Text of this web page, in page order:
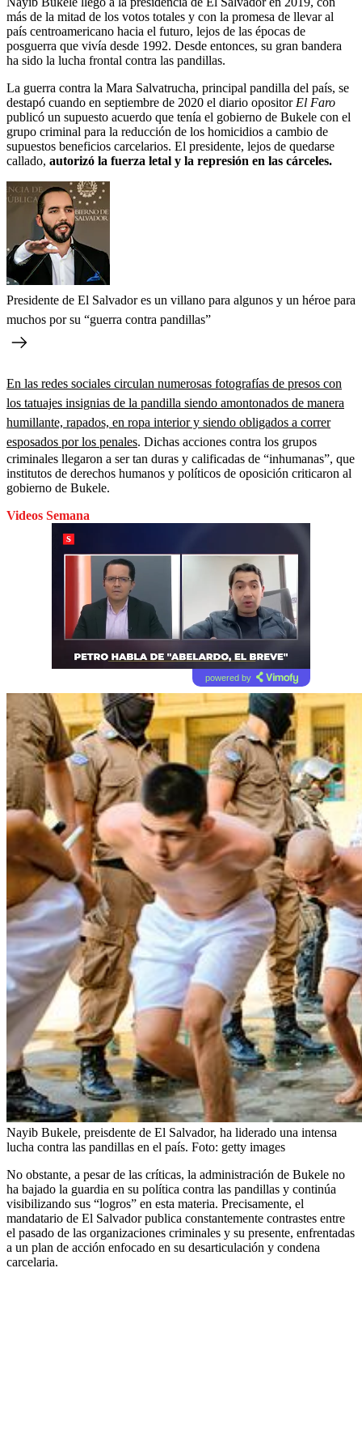
más de la mitad de los votos totales y con la promesa de llevar al
país centroamericano hacia el futuro, lejos de las épocas de
posguerra que vivía desde 1992. Desde entonces, su gran bandera
ha sido la lucha frontal contra las pandillas.
La guerra contra la Mara Salvatrucha, principal pandilla del país, se
destapó cuando en septiembre de 2020 el diario opositor El Faro
publicó un supuesto acuerdo que tenía el gobierno de Bukele con el
grupo criminal para la reducción de los homicidios a cambio de
supuestos beneficios carcelarios. El presidente, lejos de quedarse
callado, autorizó la fuerza letal y la represión en las cárceles.
Presidente de El Salvador es un villano para algunos y un héroe para
muchos por su “guerra contra pandillas”
En las redes sociales circulan numerosas fotografías de presos con
los tatuajes insignias de la pandilla siendo amontonados de manera
humillante, rapados, en ropa interior y siendo obligados a correr
esposados por los penales. Dichas acciones contra los grupos
criminales llegaron a ser tan duras y calificadas de “inhumanas”, que
institutos de derechos humanos y políticos de oposición criticaron al
gobierno de Bukele.
Videos Semana
powered by
Nayib Bukele, preisdente de El Salvador, ha liderado una intensa
lucha contra las pandillas en el país. Foto: getty images
No obstante, a pesar de las críticas, la administración de Bukele no
ha bajado la guardia en su política contra las pandillas y continúa
visibilizando sus “logros” en esta materia. Precisamente, el
mandatario de El Salvador publica constantemente contrastes entre
el pasado de las organizaciones criminales y su presente, enfrentadas
a un plan de acción enfocado en su desarticulación y condena
carcelaria.